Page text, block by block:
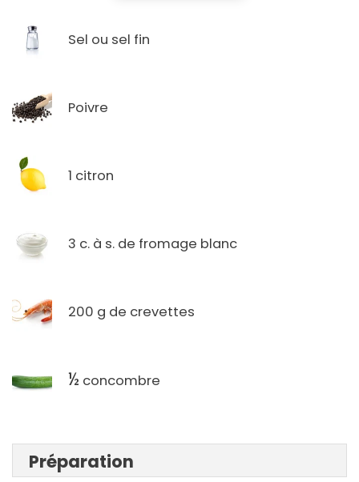
Sel ou sel fin
Poivre
1 citron
3 c. à s. de fromage blanc
200 g de crevettes
½ concombre
Préparation